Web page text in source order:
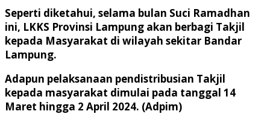
Seperti diketahui, selama bulan Suci Ramadhan
ini, LKKS Provinsi Lampung akan berbagi Takjil
kepada Masyarakat di wilayah sekitar Bandar
Lampung.
Adapun pelaksanaan pendistribusian Takjil
kepada masyarakat dimulai pada tanggal 14
Maret hingga 2 April 2024. (Adpim)